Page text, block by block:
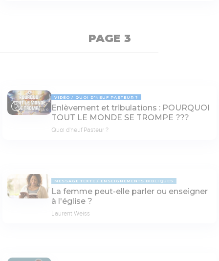
PAGE 3
78:19
VIDÉO QUOI D'NEUF PASTEUR ?
Enlèvement et tribulations : POURQUOI
TOUT LE MONDE SE TROMPE ???
Quoi d'neuf Pasteur ?
MESSAGE TEXTE ENSEIGNEMENTS BIBLIQUES
La femme peut-elle parler ou enseigner
à l'église ?
Laurent Weiss